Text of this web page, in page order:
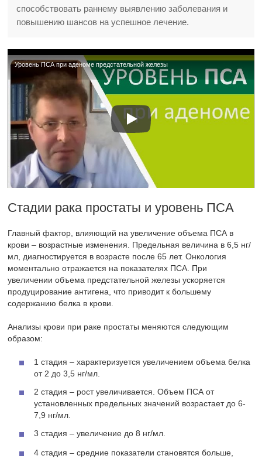
способствовать раннему выявлению заболевания и
повышению шансов на успешное лечение.
Уровень ПСА при аденоме предстательной железы
Стадии рака простаты и уровень ПСА
Главный фактор, влияющий на увеличение объема ПСА в
крови – возрастные изменения. Предельная величина в 6,5 нг/
мл, диагностируется в возрасте после 65 лет. Онкология
моментально отражается на показателях ПСА. При
увеличении объема предстательной железы ускоряется
продуцирование антигена, что приводит к большему
содержанию белка в крови.
Анализы крови при раке простаты меняются следующим
образом:
1 стадия – характеризуется увеличением объема белка
от 2 до 3,5 нг/мл.
2 стадия – рост увеличивается. Объем ПСА от
установленных предельных значений возрастает до 6-
7,9 нг/мл.
3 стадия – увеличение до 8 нг/мл.
4 стадия – средние показатели становятся больше,